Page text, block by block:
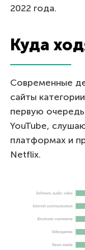
2022 года.
Куда
Современные
сайты
первую
YouTube,
платформах и
Netflix.